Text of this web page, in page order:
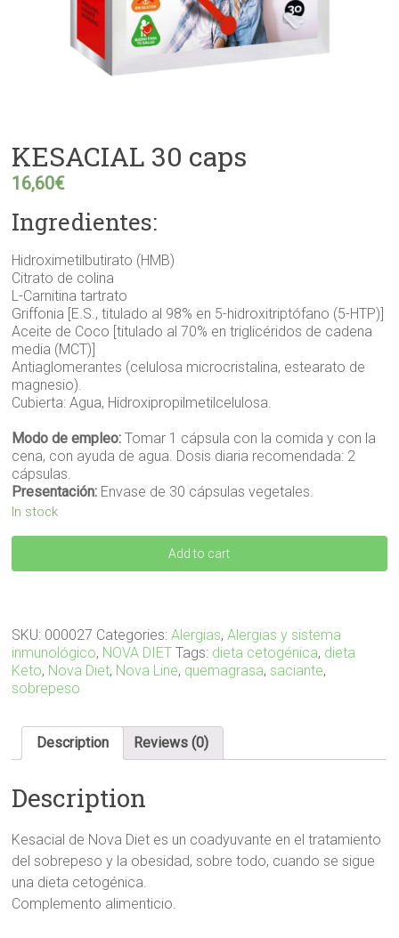
KESACIAL 30 caps
16,60€
Ingredientes:
Hidroximetilbutirato (HMB)
Citrato de colina
L-Carnitina tartrato
Griffonia [E.S., titulado al 98% en 5-hidroxitriptófano (5-HTP)]
Aceite de Coco [titulado al 70% en triglicéridos de cadena
media (MCT)]
Antiaglomerantes (celulosa microcristalina, estearato de
magnesio).
Cubierta: Agua, Hidroxipropilmetilcelulosa.
Modo de empleo:Tomar 1 cápsula con la comida y con la
cena, con ayuda de agua. Dosis diaria recomendada: 2
cápsulas.
Presentación: Envase de 30 cápsulas vegetales.
In stock
KESACIAL
Add to cart
SKU: 000027 Categories:Alergias,Alergias y sistema
inmunológico, NOVA DIET Tags: dieta cetogénica, dieta
Keto, Nova Diet, Nova Line, quemagrasa, saciante,
sobrepeso
Description Reviews (0)
Description
Kesacial de Nova Diet es un coadyuvante en el tratamiento
del sobrepeso y la obesidad, sobre todo, cuando se sigue
una dieta cetogénica.
Complemento alimenticio.